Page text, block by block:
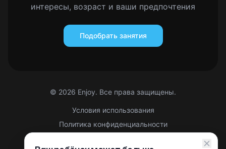
интересы, возраст и ваши предпочтения
Подобрать занятия
© 2026 Enjoy. Все права защищены.
Условия использования
Политика конфиденциальности